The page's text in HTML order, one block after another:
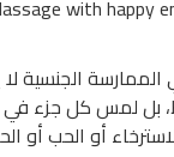
الجنسية
بل لمس كل جزء
أو الحب أو